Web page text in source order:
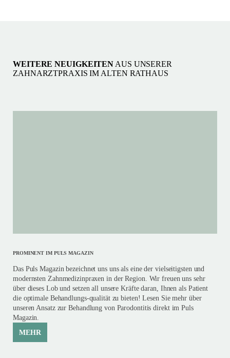
WEITERE NEUIGKEITEN AUS UNSERER
ZAHNARZTPRAXIS IM ALTEN RATHAUS
PROMINENT IM PULS MAGAZIN
Das Puls Magazin bezeichnet uns uns als eine der vielseitigsten und
modernsten Zahnmedizinpraxen in der Region. Wir freuen uns sehr
über dieses Lob und setzen all unsere Kräfte daran, Ihnen als Patient
die optimale Behandlungs-qualität zu bieten! Lesen Sie mehr über
unseren Ansatz zur Behandlung von Parodontitis direkt im Puls
Magazin.
MEHR